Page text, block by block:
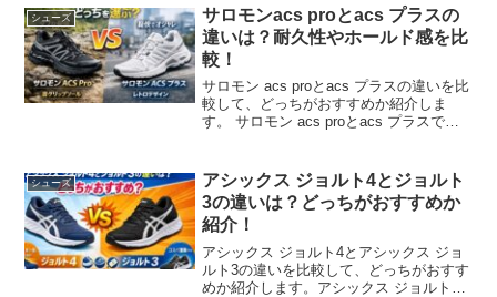
を調べてみました。▼ミズノ 2eとミズ
ノ...
シューズ
サロモンacs proとacs プラスの
違いは？耐久性やホールド感を比
較！
サロモン acs proとacs プラスの違いを比
較して、どっちがおすすめか紹介しま
す。 サロモン acs proとacs プラスです
proとacs プラスの違...
シューズ
アシックス ジョルト4とジョルト
3の違いは？どっちがおすすめか
紹介！
アシックス ジョルト4とアシックス ジョ
ルト3の違いを比較して、どっちがおすす
めか紹介します。アシックス ジョルト4